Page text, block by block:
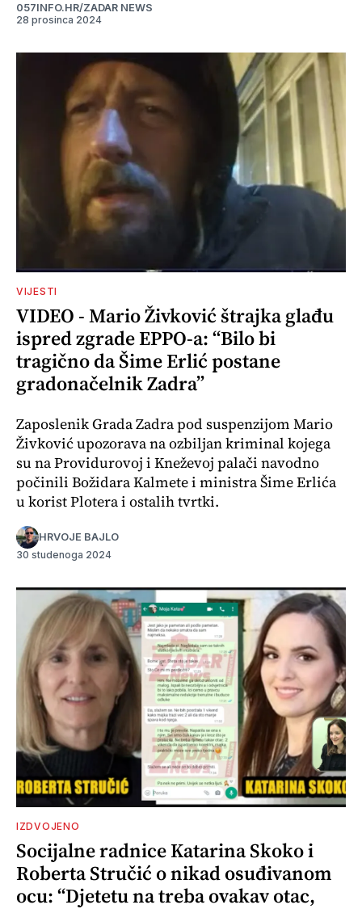
057INFO.HR/ZADAR NEWS
28 prosinca 2024
VIJESTI
VIDEO - Mario Živković štrajka glađu
ispred zgrade EPPO-a: “Bilo bi
tragično da Šime Erlić postane
gradonačelnik Zadra”
Zaposlenik Grada Zadra pod suspenzijom Mario
Živković upozorava na ozbiljan kriminal kojega
su na Providurovoj i Kneževoj palači navodno
počinili Božidara Kalmete i ministra Šime Erlića
u korist Plotera i ostalih tvrtki.
HRVOJE BAJLO
30 studenoga 2024
IZDVOJENO
Socijalne radnice Katarina Skoko i
Roberta Stručić o nikad osuđivanom
ocu: “Djetetu na treba ovakav otac,